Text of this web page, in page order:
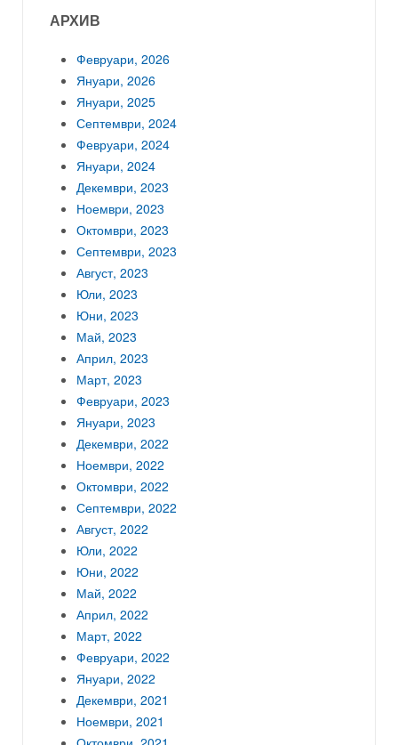
АРХИВ
Февруари, 2026
Януари, 2026
Януари, 2025
Септември, 2024
Февруари, 2024
Януари, 2024
Декември, 2023
Ноември, 2023
Октомври, 2023
Септември, 2023
Август, 2023
Юли, 2023
Юни, 2023
Май, 2023
Април, 2023
Март, 2023
Февруари, 2023
Януари, 2023
Декември, 2022
Ноември, 2022
Октомври, 2022
Септември, 2022
Август, 2022
Юли, 2022
Юни, 2022
Май, 2022
Април, 2022
Март, 2022
Февруари, 2022
Януари, 2022
Декември, 2021
Ноември, 2021